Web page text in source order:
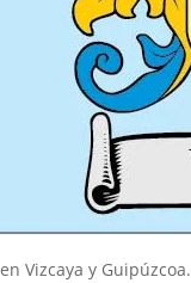
Vizcaya y Guipúzcoa.